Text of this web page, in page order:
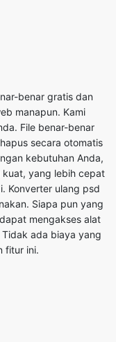
benar gratis dan
manapun. Kami
secara otomatis
kebutuhan Anda,
yang lebih cepat
Konverter ulang psd
Siapa pun yang
mengakses alat
ada biaya yang
fitur ini.
atau menjatuhkan